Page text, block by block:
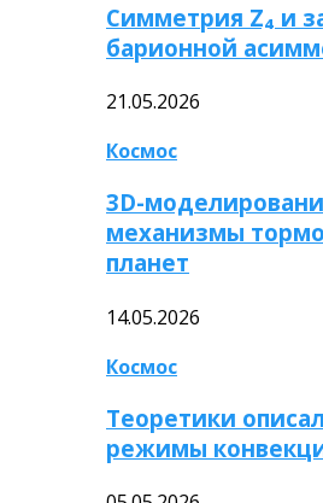
Симметрия Z₄ и
барионной
21.05.2026
Космос
3D-
механизмы
планет
14.05.2026
Космос
Теоретики
режимы